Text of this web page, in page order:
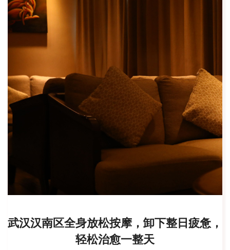
武汉汉南区全身放松按摩，卸下整日疲惫，
轻松治愈一整天